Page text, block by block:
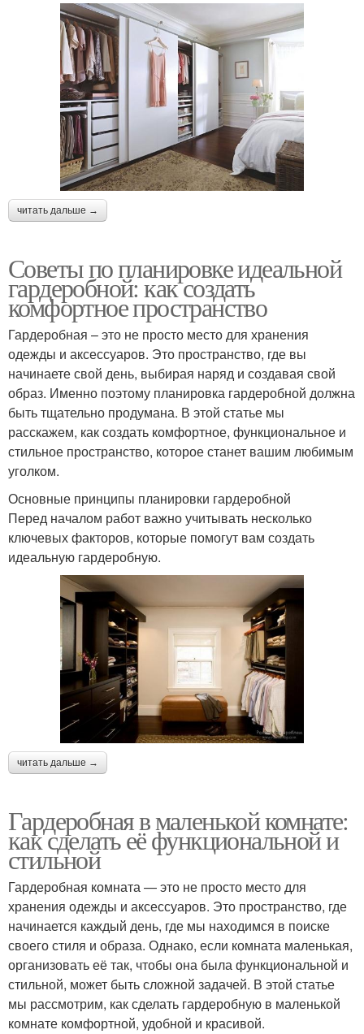
читать дальше →
Советы по планировке идеальной
гардеробной: как создать
комфортное пространство
Гардеробная – это не просто место для хранения
одежды и аксессуаров. Это пространство, где вы
начинаете свой день, выбирая наряд и создавая свой
образ. Именно поэтому планировка гардеробной должна
быть тщательно продумана. В этой статье мы
расскажем, как создать комфортное, функциональное и
стильное пространство, которое станет вашим любимым
уголком.
Основные принципы планировки гардеробной
Перед началом работ важно учитывать несколько
ключевых факторов, которые помогут вам создать
идеальную гардеробную.
читать дальше →
Гардеробная в маленькой комнате:
как сделать её функциональной и
стильной
Гардеробная комната — это не просто место для
хранения одежды и аксессуаров. Это пространство, где
начинается каждый день, где мы находимся в поиске
своего стиля и образа. Однако, если комната маленькая,
организовать её так, чтобы она была функциональной и
стильной, может быть сложной задачей. В этой статье
мы рассмотрим, как сделать гардеробную в маленькой
комнате комфортной, удобной и красивой.